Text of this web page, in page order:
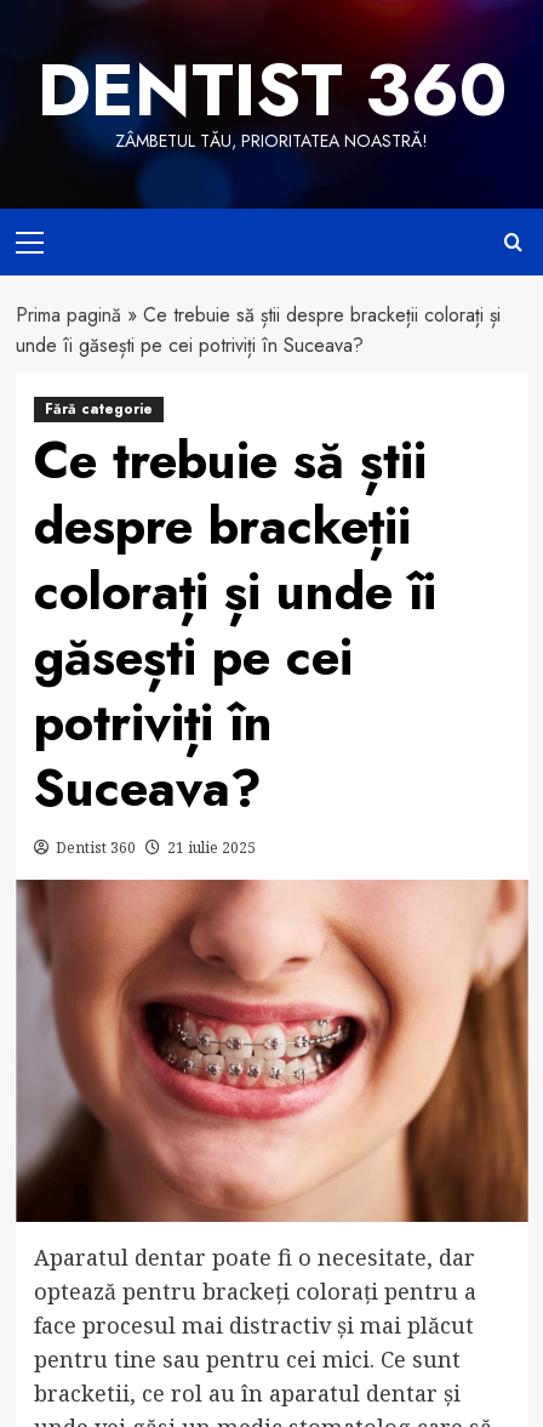
contentDENTIST 360
ZÂMBETUL TĂU, PRIORITATEA NOASTRĂ!
Menu
Prima pagină » Ce trebuie să știi despre brackeții colorați și
unde îi găsești pe cei potriviți în Suceava?
Fără categorie
Ce trebuie să știi
despre brackeții
colorați și unde îi
găsești pe cei
potriviți în
Suceava?
Dentist 360 21 iulie 2025
Aparatul dentar poate fi o necesitate, dar
optează pentru brackeți colorați pentru a
face procesul mai distractiv și mai plăcut
pentru tine sau pentru cei mici. Ce sunt
bracketii, ce rol au în aparatul dentar și